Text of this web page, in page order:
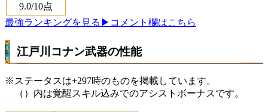
9.0/10点
最強ランキングを見る ▶コメント欄はこちら
江戸川コナン武器の性能
※ステータスは+297時のものを掲載しています。
（）内は覚醒スキル込みでのアシストボーナスです。